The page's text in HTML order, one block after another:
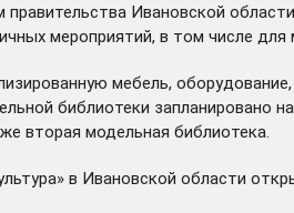
Ивановской
мероприятий, в том числе для
мебель,
библиотеки запланировано
вторая модельная библиотека.
в Ивановской области